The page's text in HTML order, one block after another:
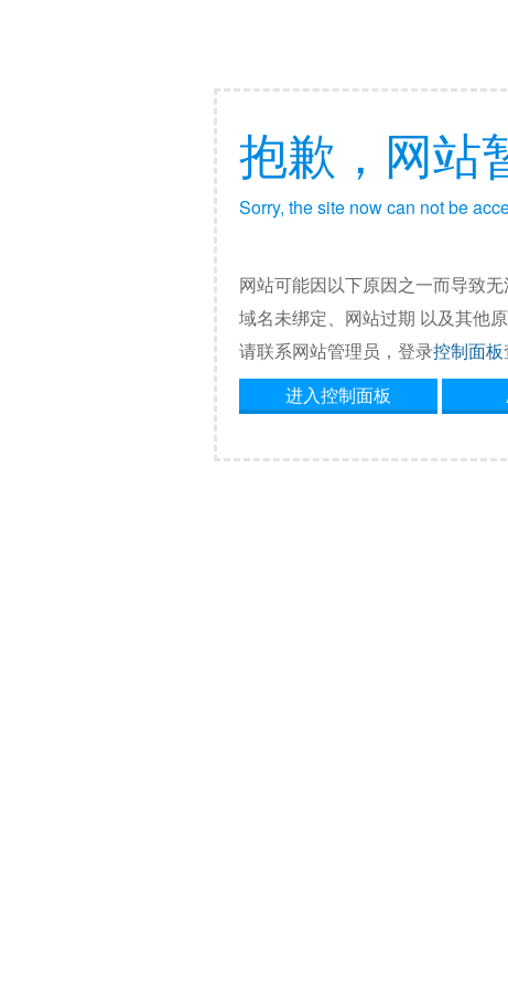
抱歉，网站
Sorry, the site now can not be
网站可能因以下原因之一而导致无
域名未绑定、网站过期 以及其他
请联系网站管理员，登录控制面板
进入控制面板